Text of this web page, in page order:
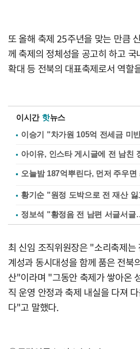
또 올해 축제 25주년을 맞는 만큼
께 축제의 정체성을 공고히 하고
확대 등 전북의 대표축제로서 역할
이시간 핫뉴스
이승기 "차가원 105억 전세금 미
아이유, 인스타 게시글에 전 남친
황기순 "원정 도박으로 전 재산
정보석 "황정음 전 남편 서글서
최 신임 조직위원장은 "소리축제는
계성과 동시대성을 함께 품은 전북
산"이라며 "그동안 축제가 쌓아온
직 운영 안정과 축제 내실을 다져
다"고 말했다.